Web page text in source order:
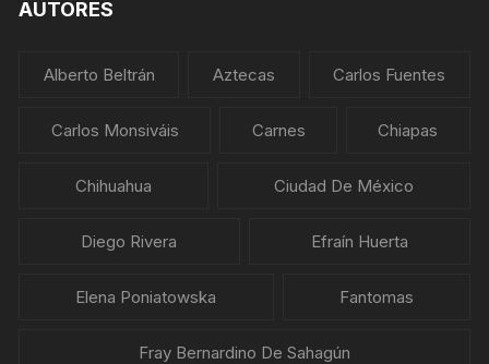
AUTORES
Alberto Beltrán Aztecas Carlos Fuentes
Carlos Monsiváis Carnes Chiapas
Chihuahua Ciudad De México
Diego Rivera Efraín Huerta
Elena Poniatowska Fantomas
Fray Bernardino De Sahagún